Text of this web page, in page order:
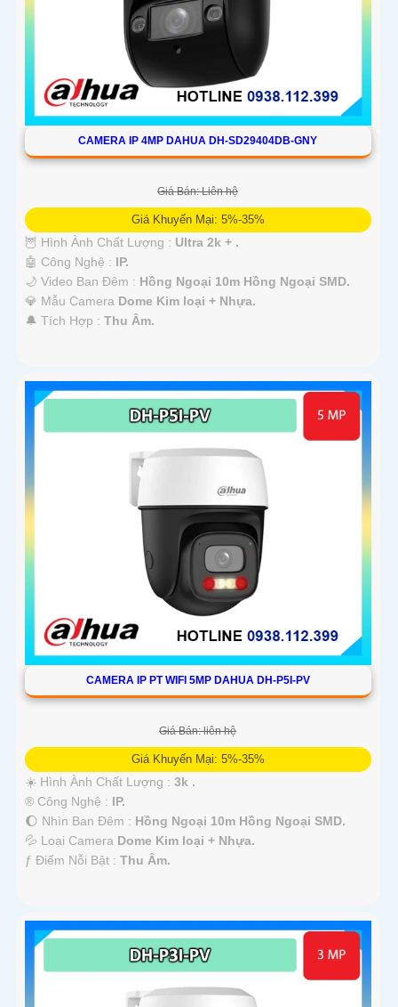
CAMERA IP 4MP DAHUA DH-SD29404DB-GNY
Giá Bán: Liên hệ
Giá Khuyến Mại: 5%-35%
🦉 Hình Ành Chất Lượng : Ultra 2k + .
🤖️ Công Nghệ : IP.
🌙 Video Ban Đêm : Hồng Ngoại 10m Hồng Ngoại SMD.
💎 Mẫu Camera Dome Kim loại + Nhựa.
️🔔 Tích Hợp : Thu Âm.
CAMERA IP PT WIFI 5MP DAHUA DH-P5I-PV
Giá Bán: liên hệ
Giá Khuyến Mại: 5%-35%
☀️ Hình Ành Chất Lượng : 3k .
®️ Công Nghệ : IP.
🌔 Nhìn Ban Đêm : Hồng Ngoại 10m Hồng Ngoại SMD.
💦 Loại Camera Dome Kim loại + Nhựa.
️ƒ Điểm Nỗi Bật : Thu Âm.